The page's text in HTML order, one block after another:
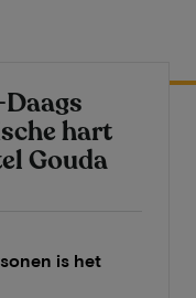
hart
Gouda
is het